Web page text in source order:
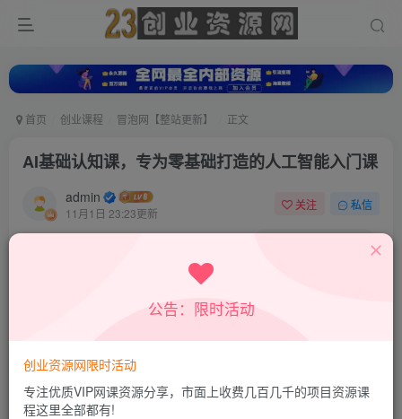
首页 创业课程 冒泡网【整站更新】 正文
AI基础认知课，专为零基础打造的人工智能入门课
admin
11月1日 23:23更新
关注 私信
0 890 309
此内容为付费资源，请付费后查看
9.9
超级会员 免费 钻石会员 免费
公告：限时活动
创业资源网限时活动
专注优质VIP网课资源分享，市面上收费几百几千的项目资源课
程这里全部都有!